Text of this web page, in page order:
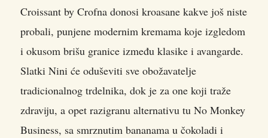
Croissant by Crofna donosi kroasane kakve još niste
probali, punjene modernim kremama koje izgledom
i okusom brišu granice između klasike i avangarde.
Slatki Nini će oduševiti sve obožavatelje
tradicionalnog trdelnika, dok je za one koji traže
zdraviju, a opet razigranu alternativu tu No Monkey
Business, sa smrznutim bananama u čokoladi i